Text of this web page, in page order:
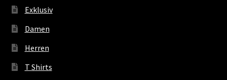
Exklusiv
Damen
Herren
T Shirts